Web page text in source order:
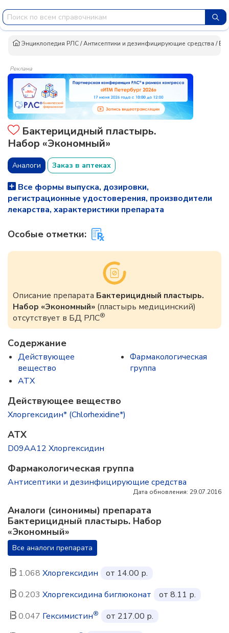
Энциклопедия РЛС/Антисептики и дезинфицирующие средства /
Реклама
Бактерицидный пластырь.
Набор «Экономный»
Аналоги Заказ в аптеках
Все формы выпуска, дозировки,
регистрационные удостоверения, производители
лекарства, характеристики препарата
Особые отметки:
Описание препарата Бактерицидный пластырь.
Набор «Экономный» (пластырь медицинский)
отсутствует в БД РЛС®
Содержание
Действующее
вещество
ATX
Фармакологическая
группа
Действующее вещество
Хлоргексидин* (Chlorhexidine*)
ATX
D09AA12 Хлоргексидин
Фармакологическая группа
Антисептики и дезинфицирующие средства
Дата обновления: 29.07.2016
Аналоги (синонимы) препарата
Бактерицидный пластырь. Набор
«Экономный»
Все аналоги препарата
1.068 Хлоргексидин
от 14.00 р.
0.203 Хлоргексидина биглюконат
от 8.11 р.
0.047 Гексимистин®
от 217.00 р.